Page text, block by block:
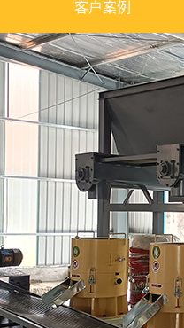
客户案例